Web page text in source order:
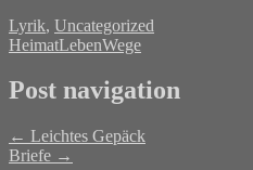
Lyrik, Uncategorized
HeimatLebenWege
Post navigation
← Leichtes Gepäck
Briefe →